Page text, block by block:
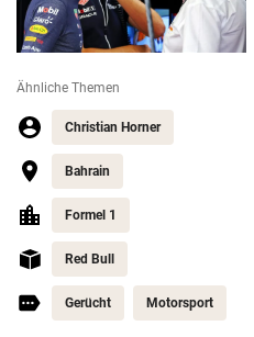
Ähnliche Themen
Christian Horner
Bahrain
Formel 1
Red Bull
Gerücht Motorsport